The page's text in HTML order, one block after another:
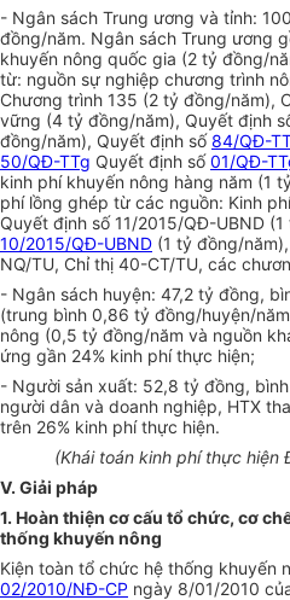
- Ngân sách Trung ương và tỉnh:
đồng/năm. Ngân sách Trung ương
khuyến nông quốc gia (2 tỷ đồng/
từ: nguồn sự nghiệp chương trình
Chương trình 135 (2 tỷ đồng/năm),
vững (4 tỷ đồng/năm), Quyết định
đồng/năm), Quyết định số84/QĐ-
50/QĐ-TTg Quyết định số01/QĐ-
kinh phí khuyến nông hàng năm (1
phí lồng ghép từ các nguồn: Kinh
Quyết định số 11/2015/QĐ-UBND
10/2015/QĐ-UBND (1 tỷ đồng/
NQ/TU, Chỉ thị 40-CT/TU, các
- Ngân sách huyện: 47,2 tỷ đồng,
(trung bình 0,86 tỷ đồng/huyện/
nông (0,5 tỷ đồng/năm và nguồn
ứng gần 24% kinh phí thực hiện;
- Người sản xuất: 52,8 tỷ đồng,
người dân và doanh nghiệp, HTX
trên 26% kinh phí thực hiện.
(Khái toán kinh phíthực hiện
V. Giải pháp
1. Hoàn thiện cơcấu tổ chức, cơ
thống khuyến nông
Kiện toàn tổ chức hệ thống khuyến
02/2010/NĐ-CP ngày 8/01/2010